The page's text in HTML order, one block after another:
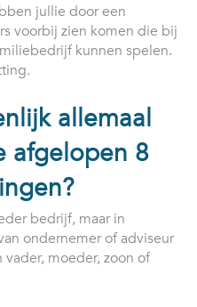
jullie door een
voorbij zien komen die bij
kunnen spelen.
allemaal
afgelopen 8
bedrijf, maar in
ondernemer of adviseur
moeder, zoon of